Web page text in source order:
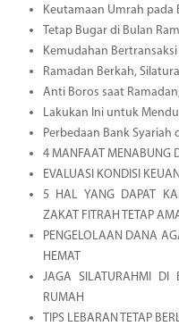
Keutamaan Umrah pada
Tetap Bugar di Bulan
Kemudahan Bertransaksi
Ramadan Berkah,
Anti Boros saat
Lakukan Ini untuk
Perbedaan Bank Syariah
4 MANFAAT MENABUNG
EVALUASI KONDISI
5 HAL YANG DAPAT
ZAKAT FITRAH TETAP
PENGELOLAAN DANA
HEMAT
JAGA SILATURAHMI DI
RUMAH
TIPS LEBARAN TETAP